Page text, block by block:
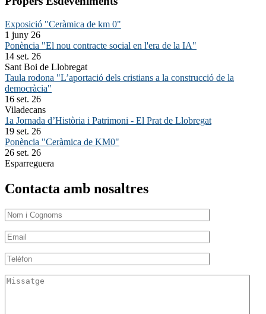
Exposició "Ceràmica de km 0"
1 juny 26
Ponència "El nou contracte social en l'era de la IA"
14 set. 26
Sant Boi de Llobregat
Taula rodona "L’aportació dels cristians a la construcció de la
democràcia"
16 set. 26
Viladecans
1a Jornada d’Història i Patrimoni - El Prat de Llobregat
19 set. 26
Ponència "Ceràmica de KM0"
26 set. 26
Esparreguera
Contacta amb nosaltres